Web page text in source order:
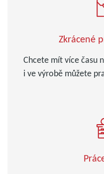
Zkrácené
Chcete mít více času
i ve výrobě můžete